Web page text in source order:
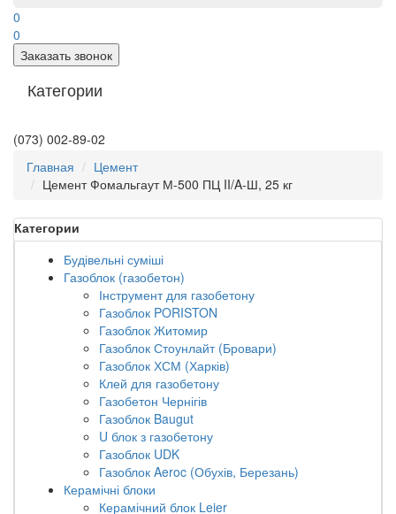
0
0
Заказать звонок
Категории
(073) 002-89-02
Главная
Цемент
Цемент Фомальгаут М-500 ПЦ II/A-Ш, 25 кг
Категории
Будівельні суміші
Газоблок (газобетон)
Інструмент для газобетону
Газоблок PORISTON
Газоблок Житомир
Газоблок Стоунлайт (Бровари)
Газоблок ХСМ (Харків)
Клей для газобетону
Газобетон Чернігів
Газоблок Baugut
U блок з газобетону
Газоблок UDK
Газоблок Aeroc (Обухів, Березань)
Керамічні блоки
Керамічний блок Leier